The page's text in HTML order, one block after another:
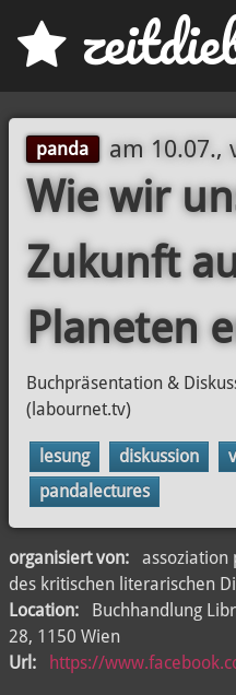
zeitd
panda am 10.07.,
Wie wir
Zukunft
Planeten
Buchpräsentation &
(labournet.tv)
lesung diskussion
pandalectures
organisiert von:
assoziation
des kritischen literarischen
Location:
Buchhandlung
28, 1150 Wien
Url:
https://